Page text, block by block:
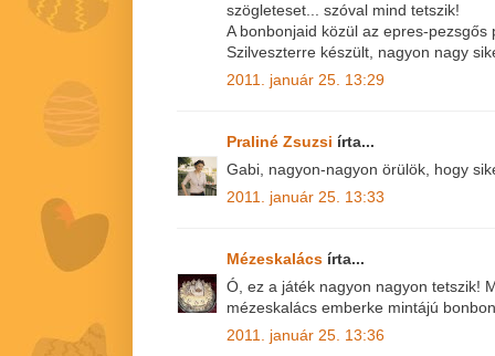
szögleteset... szóval mind tetszik!
A bonbonjaid közül az epres-
Szilveszterre készült, nagyon nagy
2011. január 25. 13:29
Praliné Zsuzsi írta...
Gabi, nagyon-nagyon örülök, hogy
2011. január 25. 13:33
Mézeskalács írta...
Ó, ez a játék nagyon nagyon tetszik!
mézeskalács emberke mintájú
2011. január 25. 13:36